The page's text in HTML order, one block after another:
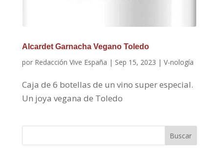
Alcardet Garnacha Vegano Toledo
por Redacción Vive España | Sep 15, 2023 | V-nología
Caja de 6 botellas de un vino super especial.
Un joya vegana de Toledo
Buscar